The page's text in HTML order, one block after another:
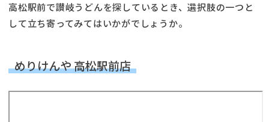
高松駅前で讃岐うどんを探しているとき、選択肢の一つと
して立ち寄ってみてはいかがでしょうか。
めりけんや 高松駅前店